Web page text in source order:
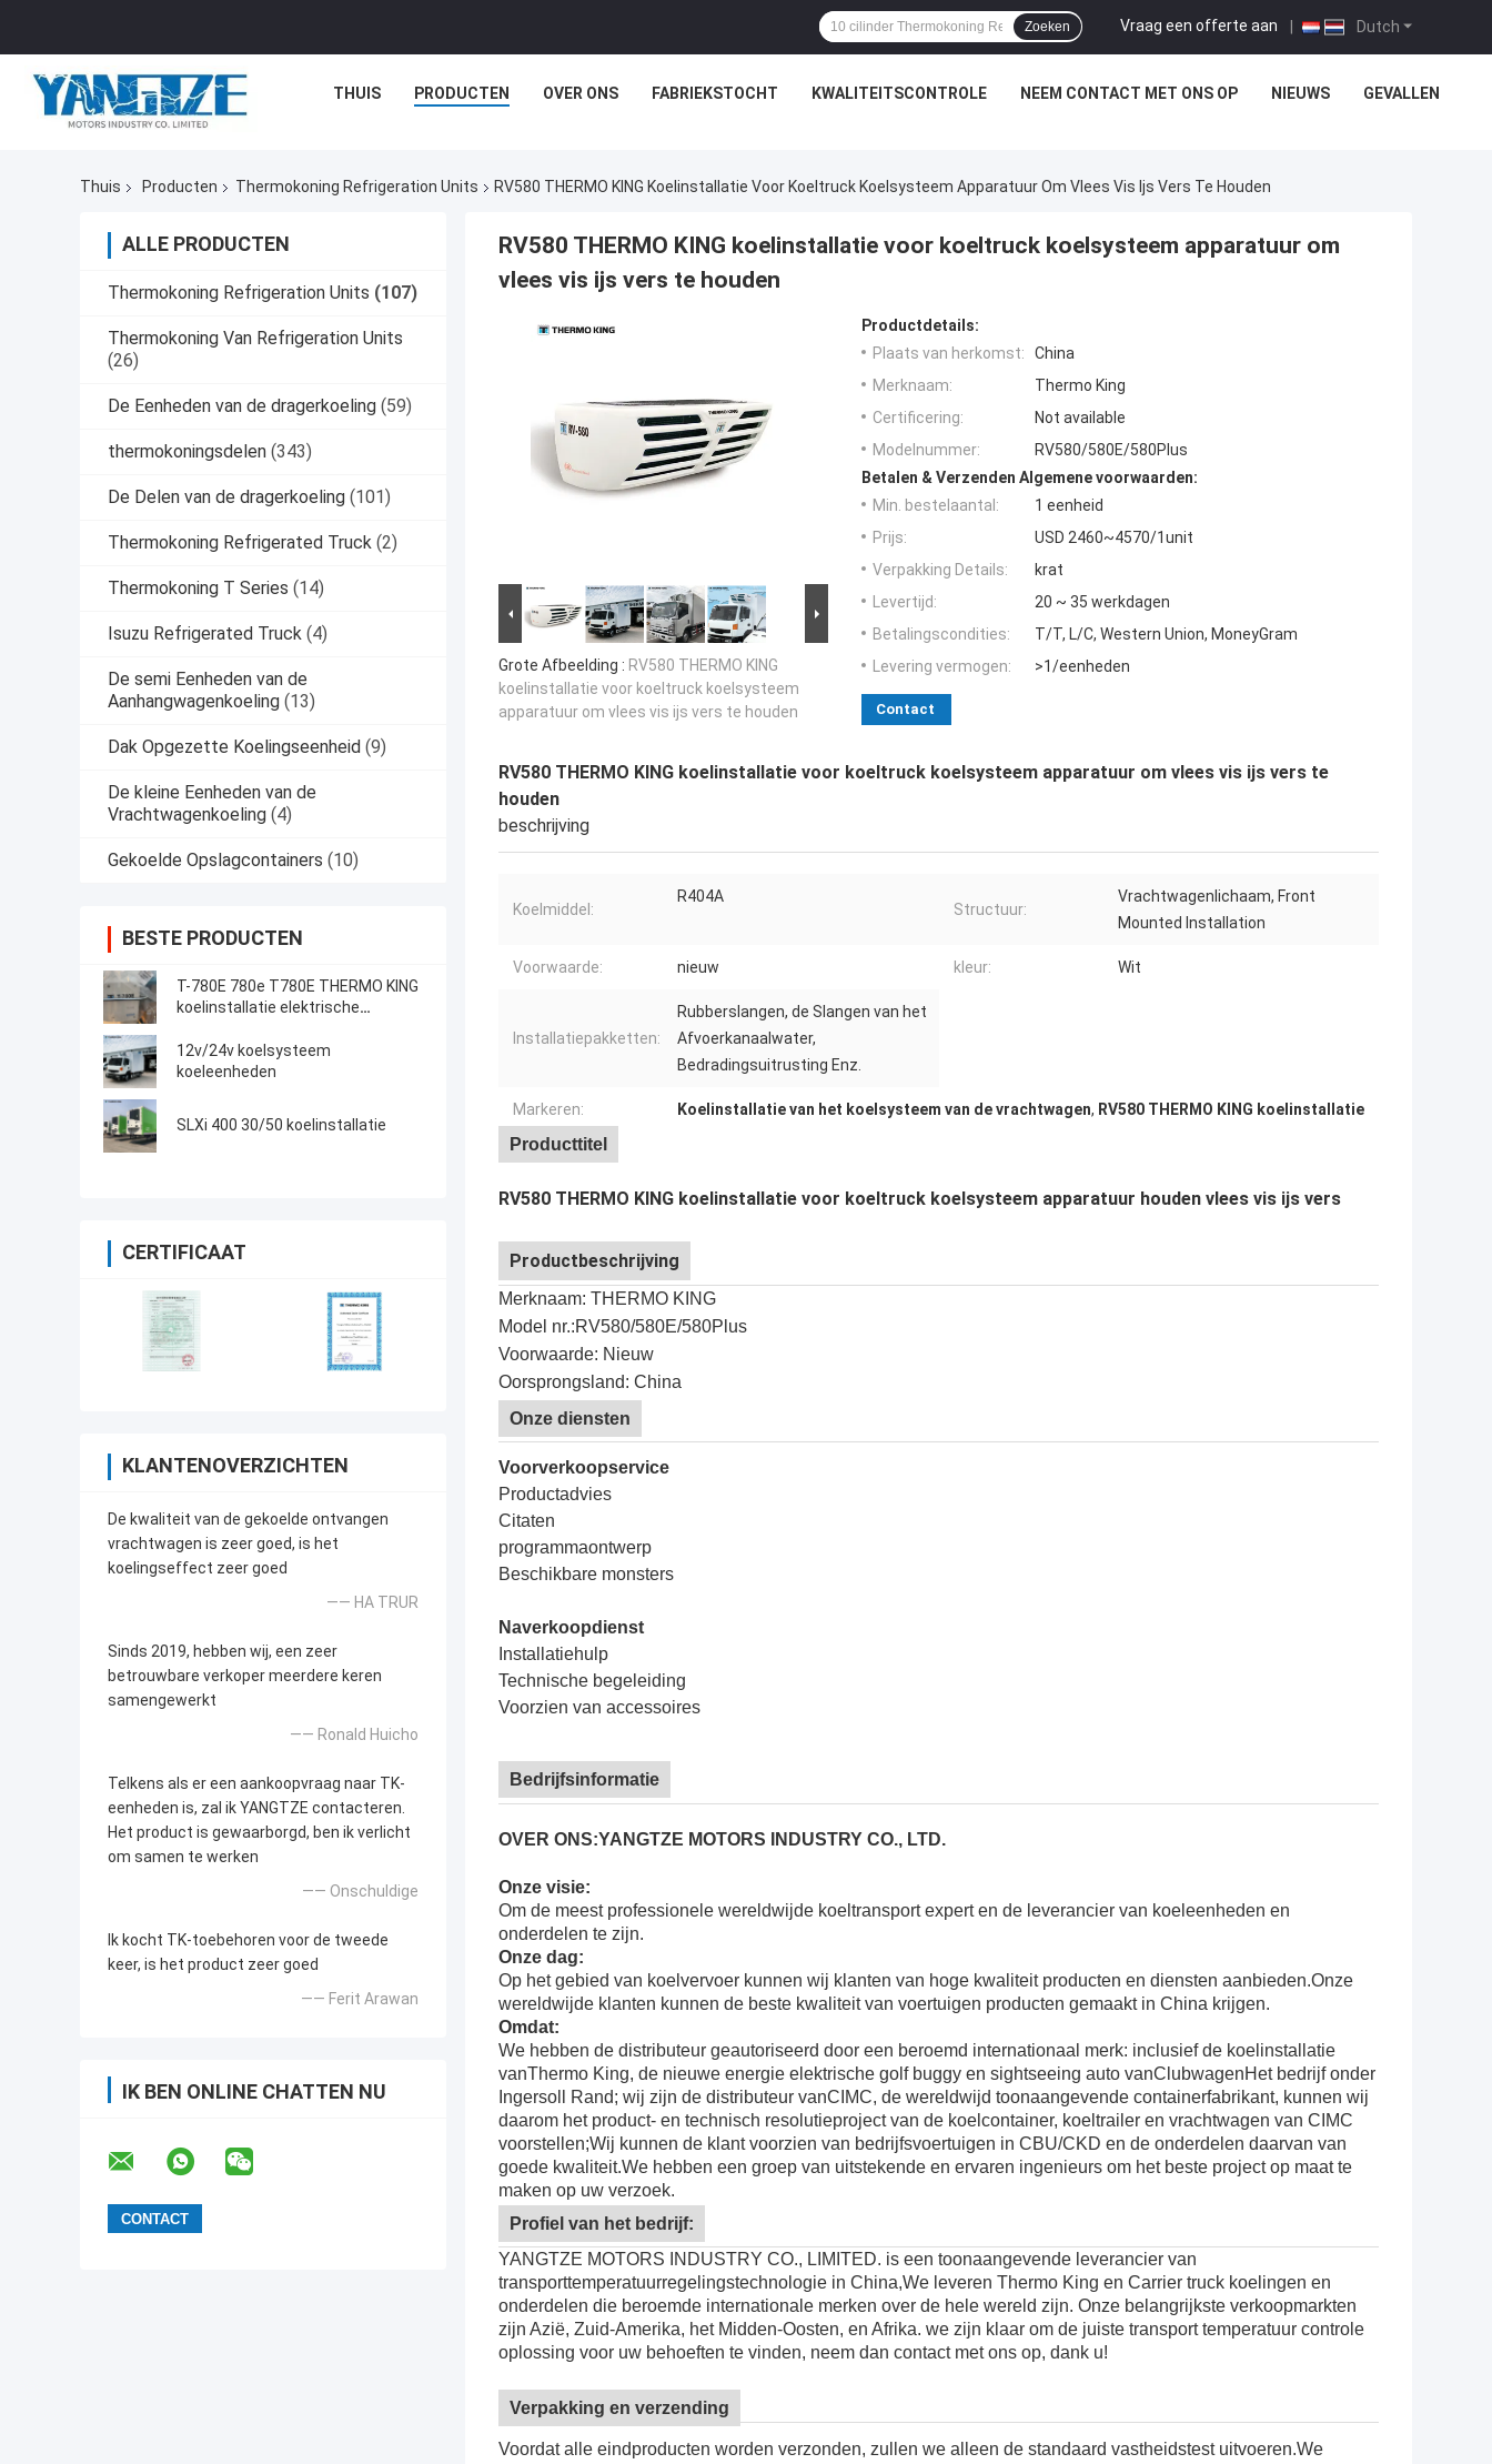
Dutch
Vraag een offerte aan |
Zoeken
THUIS PRODUCTEN OVER ONS FABRIEKSTOCHT KWALITEITSCONTROLE NEEM CONTACT MET ONS OP NIEUWS GEVALLEN
Thuis Producten Thermokoning Refrigeration Units RV580 THERMO KING Koelinstallatie Voor Koeltruck Koelsysteem Apparatuur Om Vlees Vis Ijs Vers Te Houden
ALLE PRODUCTEN
Thermokoning Refrigeration Units (107)
Thermokoning Van Refrigeration Units
(26)
De Eenheden van de dragerkoeling (59)
thermokoningsdelen (343)
De Delen van de dragerkoeling (101)
Thermokoning Refrigerated Truck (2)
Thermokoning T Series (14)
Isuzu Refrigerated Truck (4)
De semi Eenheden van de
Aanhangwagenkoeling (13)
Dak Opgezette Koelingseenheid (9)
De kleine Eenheden van de
Vrachtwagenkoeling (4)
Gekoelde Opslagcontainers (10)
BESTE PRODUCTEN
T-780E 780e T780E THERMO KING
koelinstallatie elektrische
elektrische standby gemaakt in
China
12v/24v koelsysteem
koeleenheden
SLXi 400 30/50 koelinstallatie
CERTIFICAAT
KLANTENOVERZICHTEN
De kwaliteit van de gekoelde ontvangen
vrachtwagen is zeer goed, is het
koelingseffect zeer goed
—— HA TRUR
Sinds 2019, hebben wij, een zeer
betrouwbare verkoper meerdere keren
samengewerkt
—— Ronald Huicho
Telkens als er een aankoopvraag naar TK-
eenheden is, zal ik YANGTZE contacteren.
Het product is gewaarborgd, ben ik verlicht
om samen te werken
—— Onschuldige
Ik kocht TK-toebehoren voor de tweede
keer, is het product zeer goed
—— Ferit Arawan
IK BEN ONLINE CHATTEN NU
RV580 THERMO KING koelinstallatie voor koeltruck koelsysteem apparatuur om
vlees vis ijs vers te houden
Grote Afbeelding : RV580 THERMO KING
koelinstallatie voor koeltruck koelsysteem
apparatuur om vlees vis ijs vers te houden
Productdetails:
Plaats van herkomst:
China
Merknaam:
Thermo King
Certificering:
Not available
Modelnummer:
RV580/580E/580Plus
Betalen & Verzenden Algemene voorwaarden:
Min. bestelaantal:
1 eenheid
Prijs:
USD 2460~4570/1unit
Verpakking Details:
krat
Levertijd:
20 ~ 35 werkdagen
Betalingscondities:
T/T, L/C, Western Union, MoneyGram
Levering vermogen:
>1/eenheden
Contact
RV580 THERMO KING koelinstallatie voor koeltruck koelsysteem apparatuur om vlees vis ijs vers te
houden
beschrijving
Koelmiddel:
R404A
Structuur:
Vrachtwagenlichaam, Front
Mounted Installation
Voorwaarde: nieuw kleur: Wit
Installatiepakketten:
Rubberslangen, de Slangen van het
Afvoerkanaalwater,
Bedradingsuitrusting Enz.
Markeren: Koelinstallatie van het koelsysteem van de vrachtwagen, RV580 THERMO KING koelinstallatie
Producttitel
RV580 THERMO KING koelinstallatie voor koeltruck koelsysteem apparatuur houden vlees vis ijs vers
Productbeschrijving
Merknaam: THERMO KING
Model nr.:RV580/580E/580Plus
Voorwaarde: Nieuw
Oorsprongsland: China
Onze diensten
Voorverkoopservice
Productadvies
Citaten
programmaontwerp
Beschikbare monsters
Naverkoopdienst
Installatiehulp
Technische begeleiding
Voorzien van accessoires
Bedrijfsinformatie
OVER ONS:YANGTZE MOTORS INDUSTRY CO., LTD.
Onze visie:
Om de meest professionele wereldwijde koeltransport expert en de leverancier van koeleenheden en
onderdelen te zijn.
Onze dag:
Op het gebied van koelvervoer kunnen wij klanten van hoge kwaliteit producten en diensten aanbieden.Onze
wereldwijde klanten kunnen de beste kwaliteit van voertuigen producten gemaakt in China krijgen.
Omdat:
We hebben de distributeur geautoriseerd door een beroemd internationaal merk: inclusief de koelinstallatie
vanThermo King, de nieuwe energie elektrische golf buggy en sightseeing auto vanClubwagenHet bedrijf onder
Ingersoll Rand; wij zijn de distributeur vanCIMC, de wereldwijd toonaangevende containerfabrikant, kunnen wij
daarom het product- en technisch resolutieproject van de koelcontainer, koeltrailer en vrachtwagen van CIMC
voorstellen;Wij kunnen de klant voorzien van bedrijfsvoertuigen in CBU/CKD en de onderdelen daarvan van
goede kwaliteit.We hebben een groep van uitstekende en ervaren ingenieurs om het beste project op maat te
maken op uw verzoek.
Profiel van het bedrijf:
YANGTZE MOTORS INDUSTRY CO., LIMITED. is een toonaangevende leverancier van
transporttemperatuurregelingstechnologie in China,We leveren Thermo King en Carrier truck koelingen en
onderdelen die beroemde internationale merken over de hele wereld zijn. Onze belangrijkste verkoopmarkten
zijn Azië, Zuid-Amerika, het Midden-Oosten, en Afrika. we zijn klaar om de juiste transport temperatuur controle
oplossing voor uw behoeften te vinden, neem dan contact met ons op, dank u!
Verpakking en verzending
Voordat alle eindproducten worden verzonden, zullen we alleen de standaard vastheidstest uitvoeren.We